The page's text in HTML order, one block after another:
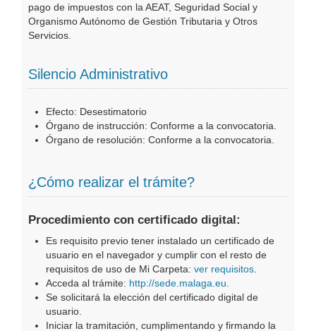
pago de impuestos con la AEAT, Seguridad Social y
Organismo Autónomo de Gestión Tributaria y Otros
Servicios.
Silencio Administrativo
Efecto: Desestimatorio
Órgano de instrucción: Conforme a la convocatoria.
Órgano de resolución: Conforme a la convocatoria.
¿Cómo realizar el trámite?
Procedimiento con certificado digital:
Es requisito previo tener instalado un certificado de
usuario en el navegador y cumplir con el resto de
requisitos de uso de Mi Carpeta: ver requisitos.
Acceda al trámite: http://sede.malaga.eu.
Se solicitará la elección del certificado digital de
usuario.
Iniciar la tramitación, cumplimentando y firmando la